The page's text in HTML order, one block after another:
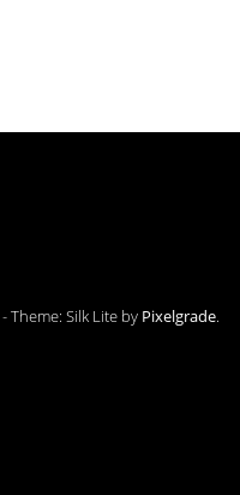
-Theme: Silk Lite by Pixelgrade.